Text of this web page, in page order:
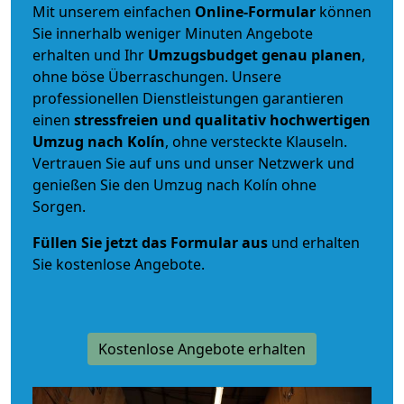
Mit unserem einfachen Online-Formular können
Sie innerhalb weniger Minuten Angebote
erhalten und Ihr Umzugsbudgetgenau planen,
ohne böse Überraschungen. Unsere
professionellen Dienstleistungen garantieren
einen stressfreien und qualitativ hochwertigen
Umzug nach Kolín, ohne versteckte Klauseln.
Vertrauen Sie auf uns und unser Netzwerk und
genießen Sie den Umzug nach Kolín ohne
Sorgen.
Füllen Sie jetzt das Formular aus und erhalten
Sie kostenlose Angebote.
Kostenlose Angebote erhalten